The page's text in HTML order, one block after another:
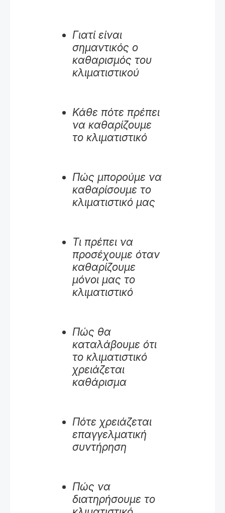
Γιατί είναι
σημαντικός ο
καθαρισμός του
κλιματιστικού
Κάθε πότε πρέπει
να καθαρίζουμε
το κλιματιστικό
Πώς μπορούμε να
καθαρίσουμε το
κλιματιστικό μας
Τι πρέπει να
προσέχουμε όταν
καθαρίζουμε
μόνοι μας το
κλιματιστικό
Πώς θα
καταλάβουμε ότι
το κλιματιστικό
χρειάζεται
καθάρισμα
Πότε χρειάζεται
επαγγελματική
συντήρηση
Πώς να
διατηρήσουμε το